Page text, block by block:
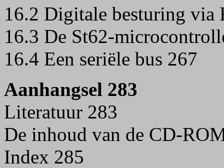
16.2 Digitale besturing via
16.3 De St62-
16.4 Een seriële bus 267
Aanhangsel 283
Literatuur 283
De inhoud van de CD-
Index 285